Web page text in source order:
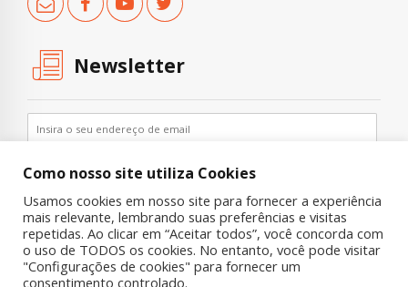
Newsletter
Copyright © 2019 UNIAD – Unidade de Pesquisa em Álcool e Drogas
Como nosso site utiliza Cookies
Usamos cookies em nosso site para fornecer a experiência
mais relevante, lembrando suas preferências e visitas
repetidas. Ao clicar em “Aceitar todos”, você concorda com
o uso de TODOS os cookies. No entanto, você pode visitar
"Configurações de cookies" para fornecer um
consentimento controlado.